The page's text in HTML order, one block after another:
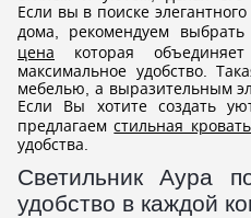
Если вы в поиске
дома, рекомендуем выбрать
цена которая
максимальное удобство.
мебелью, а выразительным
Если Вы хотите создать
предлагаемстильная
удобства.
Светильник Аура
удобство в каждой